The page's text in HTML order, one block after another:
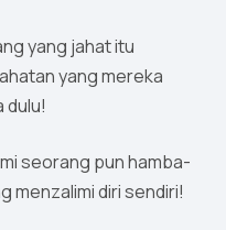
yang jahat itu
yang mereka
dulu!
seorang pun hamba-
menzalimi diri sendiri!